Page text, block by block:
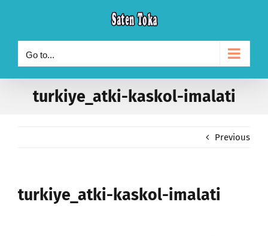
content
Go to...
turkiye_atki-kaskol-imalati
Previous
turkiye_atki-kaskol-imalati